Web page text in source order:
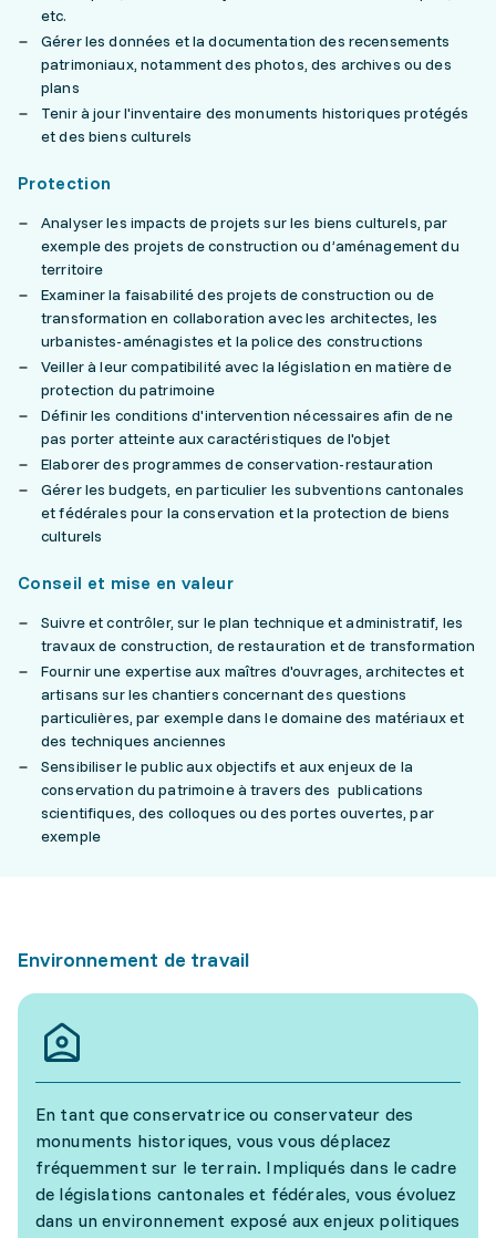
etc.
Gérer les données et la documentation des recensements
patrimoniaux, notamment des photos, des archives ou des
plans
Tenir à jour l'inventaire des monuments historiques protégés
et des biens culturels
Protection
Analyser les impacts de projets sur les biens culturels, par
exemple des projets de construction ou d’aménagement du
territoire
Examiner la faisabilité des projets de construction ou de
transformation en collaboration avec les architectes, les
urbanistes-aménagistes et la police des constructions
Veiller à leur compatibilité avec la législation en matière de
protection du patrimoine
Définir les conditions d'intervention nécessaires afin de ne
pas porter atteinte aux caractéristiques de l'objet
Elaborer des programmes de conservation-restauration
Gérer les budgets, en particulier les subventions cantonales
et fédérales pour la conservation et la protection de biens
culturels
Conseil et mise en valeur
Suivre et contrôler, sur le plan technique et administratif, les
travaux de construction, de restauration et de transformation
Fournir une expertise aux maîtres d'ouvrages, architectes et
artisans sur les chantiers concernant des questions
particulières, par exemple dans le domaine des matériaux et
des techniques anciennes
Sensibiliser le public aux objectifs et aux enjeux de la
conservation du patrimoine à travers des publications
scientifiques, des colloques ou des portes ouvertes, par
exemple
Environnement de travail
En tant que conservatrice ou conservateur des
monuments historiques, vous vous déplacez
fréquemment sur le terrain. Impliqués dans le cadre
de législations cantonales et fédérales, vous évoluez
dans un environnement exposé aux enjeux politiques